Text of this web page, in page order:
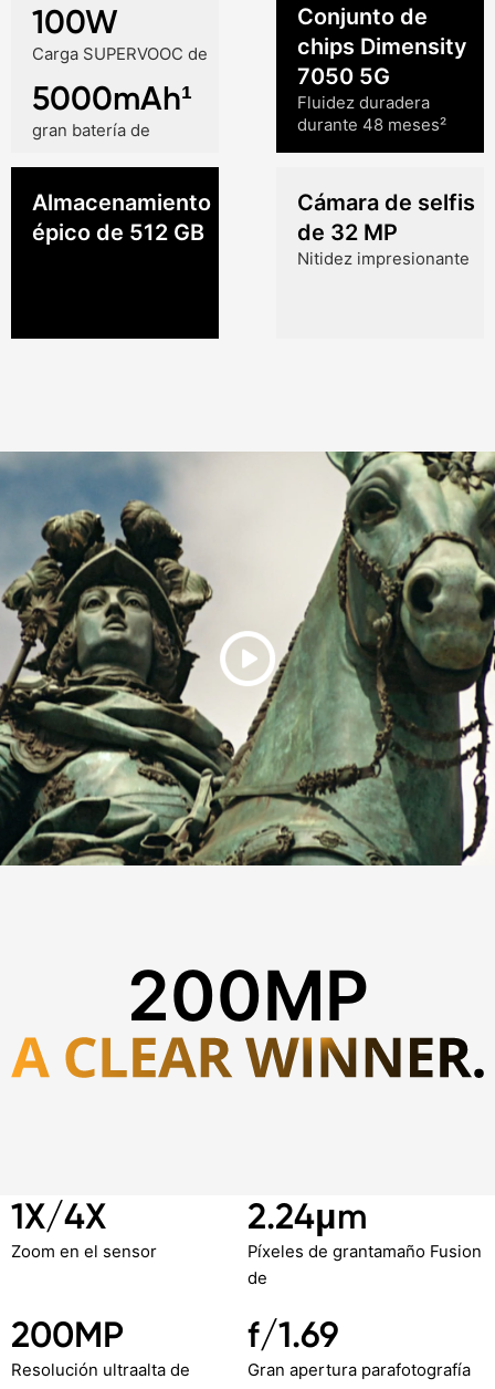
100W
Carga SUPERVOOC de
5000mAh¹
gran batería de
Almacenamiento
épico de 512 GB
Conjunto de
chips Dimensity
7050 5G
Fluidez duradera
durante 48 meses²
Cámara de selfis
de 32 MP
Nitidez impresionante
200MP
Sensor Samsung ISOCELL HP3
1X/4X
Zoom en el sensor
200MP
Resolución ultraalta de
2.24μm
Píxeles de grantamaño Fusion
de
f/1.69
Gran apertura parafotografía
ultramicro deCámara SuperZoom OIS deCámara de ultra gran